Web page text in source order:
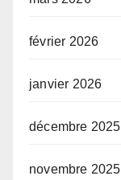
février 2026
janvier 2026
décembre 2025
novembre 2025